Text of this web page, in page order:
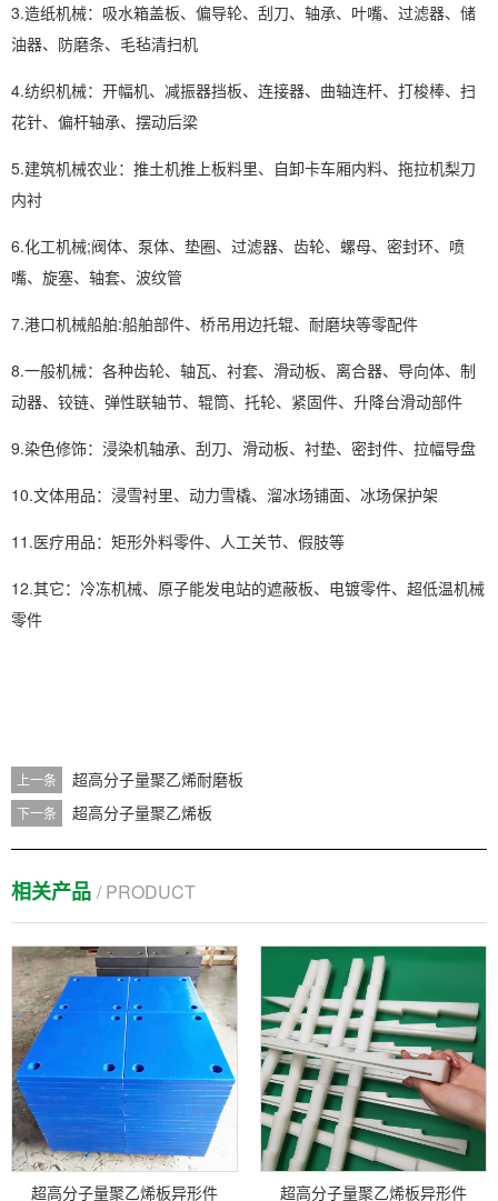
3.造纸机械：吸水箱盖板、偏导轮、刮刀、轴承、叶嘴、过滤器、储
油器、防磨条、毛毡清扫机
4.纺织机械：开幅机、减振器挡板、连接器、曲轴连杆、打梭棒、扫
花针、偏杆轴承、摆动后梁
5.建筑机械农业：推土机推上板料里、自卸卡车厢内料、拖拉机梨刀
内衬
6.化工机械;阀体、泵体、垫圈、过滤器、齿轮、螺母、密封环、喷
嘴、旋塞、轴套、波纹管
7.港口机械船舶:船舶部件、桥吊用边托辊、耐磨块等零配件
8.一般机械：各种齿轮、轴瓦、衬套、滑动板、离合器、导向体、制
动器、铰链、弹性联轴节、辊筒、托轮、紧固件、升降台滑动部件
9.染色修饰：浸染机轴承、刮刀、滑动板、衬垫、密封件、拉幅导盘
10.文体用品：浸雪衬里、动力雪橇、溜冰场铺面、冰场保护架
11.医疗用品：矩形外料零件、人工关节、假肢等
12.其它：冷冻机械、原子能发电站的遮蔽板、电镀零件、超低温机械
零件
上一条 超高分子量聚乙烯耐磨板
下一条 超高分子量聚乙烯板
相关产品 / PRODUCT
超高分子量聚乙烯板异形件 超高分子量聚乙烯板异形件